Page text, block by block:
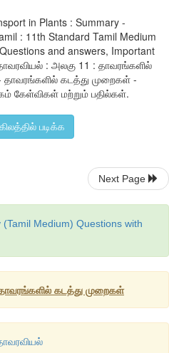
மொத்த ஓட்டக்
வழியாக ஒட்டுமொத்தமாகச்
நீரின்
செல்வதில்லை. எனவே
தனித்தது. இவை ஆற்றல் சார்
in Plants : Summary -
: 11th Standard Tamil Medium
and answers, Important
: அலகு 11 : தாவரங்களில்
தாவரங்களில் கடத்து முறைகள் -
கேள்விகள் மற்றும் பதில்கள்.
படிக்க
Next Page
(Tamil Medium) Questions with
கடத்து முறைகள்